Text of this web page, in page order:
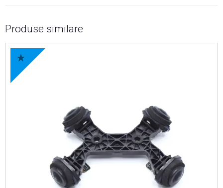
Produse similare